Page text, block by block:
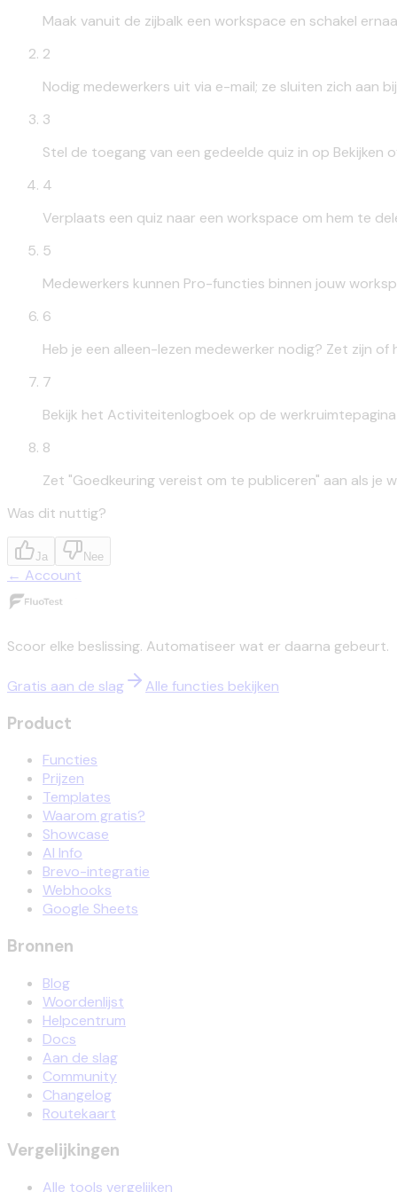
Maak vanuit de zijbalk een workspace en schakel
2
Nodig medewerkers uit via e-mail; ze sluiten zich aan
3
Stel de toegang van een gedeelde quiz in op Bekijken
4
Verplaats een quiz naar een workspace om hem te
5
Medewerkers kunnen Pro-functies binnen jouw
6
Heb je een alleen-lezen medewerker nodig? Zet zijn
7
Bekijk het Activiteitenlogboek op de
8
Zet "Goedkeuring vereist om te publiceren" aan als
Was dit nuttig?
Ja Nee
← Account
Scoor elke beslissing. Automatiseer wat er daarna gebeurt.
Gratis aan de slag Alle functies bekijken
Product
Functies
Prijzen
Templates
Waarom gratis?
Showcase
AI Info
Brevo-integratie
Webhooks
Google Sheets
Bronnen
Blog
Woordenlijst
Helpcentrum
Docs
Aan de slag
Community
Changelog
Routekaart
Vergelijkingen
Alle tools vergelijken